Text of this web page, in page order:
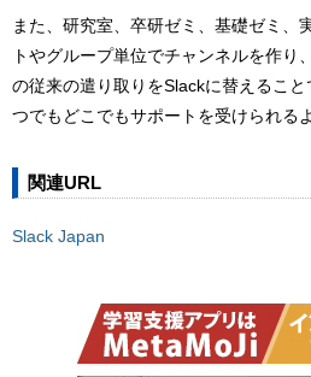
また、研究室、卒研ゼミ、基礎ゼミ、
トやグループ単位でチャンネルを作り
の従来の遣り取りをSlackに替えるこ
つでもどこでもサポートを受けられる
関連URL
Slack Japan